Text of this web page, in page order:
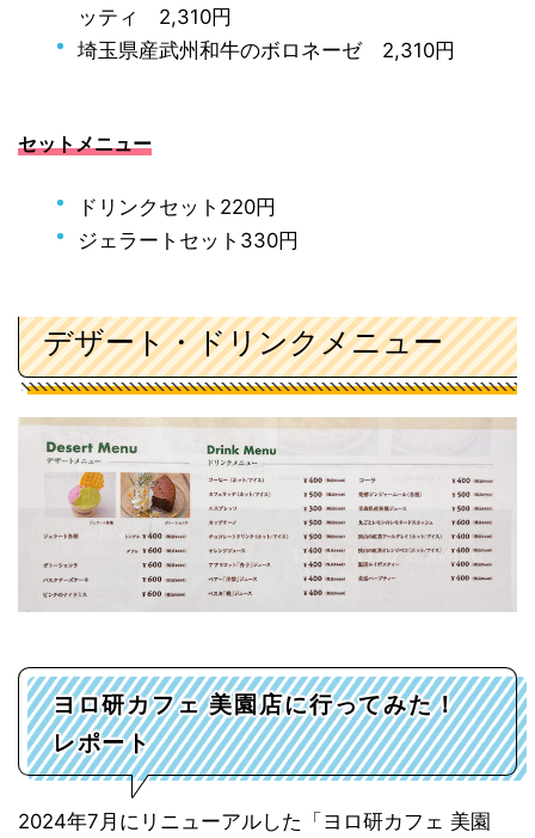
ッティ 2,310円
埼玉県産武州和牛のボロネーゼ 2,310円
セットメニュー
ドリンクセット220円
ジェラートセット330円
デザート・ドリンクメニュー
ヨロ研カフェ 美園店に行ってみた！
レポート
2024年7月にリニューアルした「ヨロ研カフェ 美園